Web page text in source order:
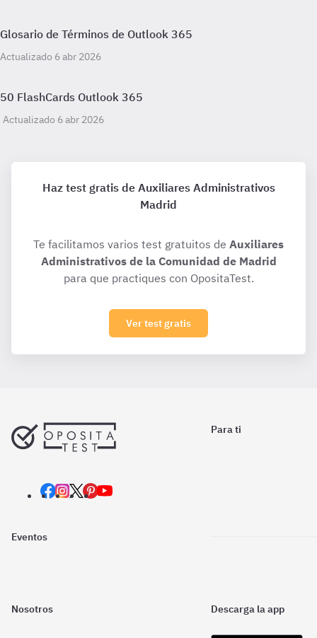
Glosario de Términos de Outlook 365
Actualizado 6 abr 2026
50 FlashCards Outlook 365
Actualizado 6 abr 2026
Haz test gratis de Auxiliares Administrativos
Madrid
Te facilitamos varios test gratuitos de Auxiliares
Administrativos de la Comunidad de Madrid
para que practiques con OpositaTest.
Ver test gratis
Para ti
Eventos
Nosotros Descarga la app